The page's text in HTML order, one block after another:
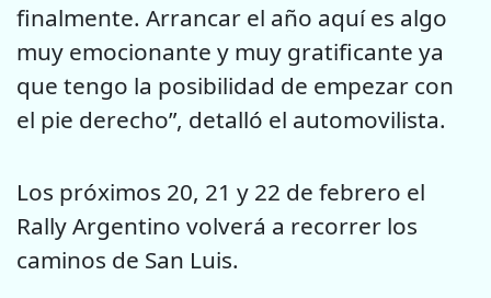
finalmente. Arrancar el año aquí es algo
muy emocionante y muy gratificante ya
que tengo la posibilidad de empezar con
el pie derecho”, detalló el automovilista.
Los próximos 20, 21 y 22 de febrero el
Rally Argentino volverá a recorrer los
caminos de San Luis.